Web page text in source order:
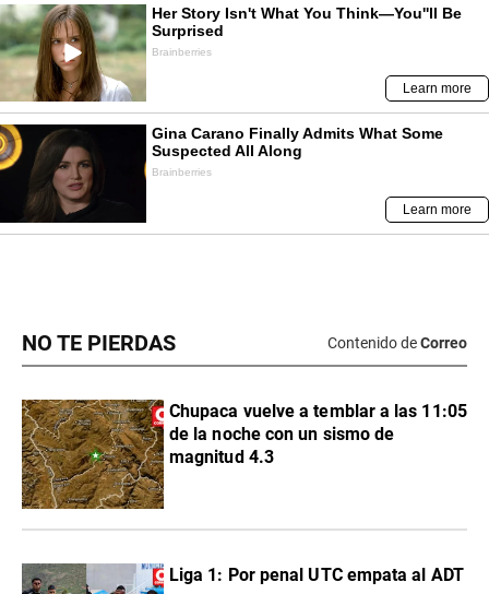
NO TE PIERDAS Contenido deCorreo
Chupaca vuelve a temblar a las 11:05
de la noche con un sismo de
magnitud 4.3
Liga 1: Por penal UTC empata al ADT